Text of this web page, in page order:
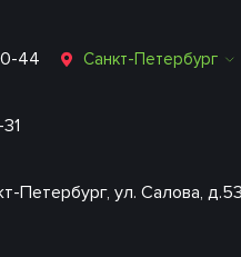
44 Санкт-Петербург
Петербург, ул. Салова,